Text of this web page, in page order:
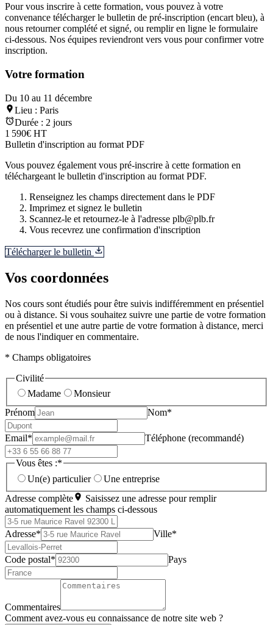
Pour vous inscrire à cette formation, vous pouvez à votre
convenance télécharger le bulletin de pré-inscription (encart bleu), à
nous retourner complété et signé, ou remplir en ligne le formulaire
ci-dessous. Nos équipes reviendront vers vous pour confirmer votre
inscription.
Votre formation
Du 10 au 11 décembre
Lieu : Paris
Durée : 2 jours
1 590€ HT
Bulletin d'inscription au format PDF
Vous pouvez également vous pré-inscrire à cette formation en
téléchargeant le bulletin d'inscription au format PDF.
Renseignez les champs directement dans le PDF
Imprimez et signez le bulletin
Scannez-le et retournez-le à l'adresse plb@plb.fr
Vous recevrez une confirmation d'inscription
Télécharger le bulletin
Vos coordonnées
Nos cours sont étudiés pour être suivis indifféremment en présentiel
ou à distance. Si vous souhaitez suivre une partie de votre formation
en présentiel et une autre partie de votre formation à distance, merci
de nous l'indiquer en commentaire.
* Champs obligatoires
Civilité
Madame
Monsieur
Prénom
Nom*
Email* Téléphone (recommandé)
Vous êtes :*
Un(e) particulier
Une entreprise
Adresse complète
Saisissez une adresse pour remplir
automatiquement les champs ci-dessous
Adresse* Ville*
Code postal* Pays
Commentaires
Comment avez-vous eu connaissance de notre site web ?